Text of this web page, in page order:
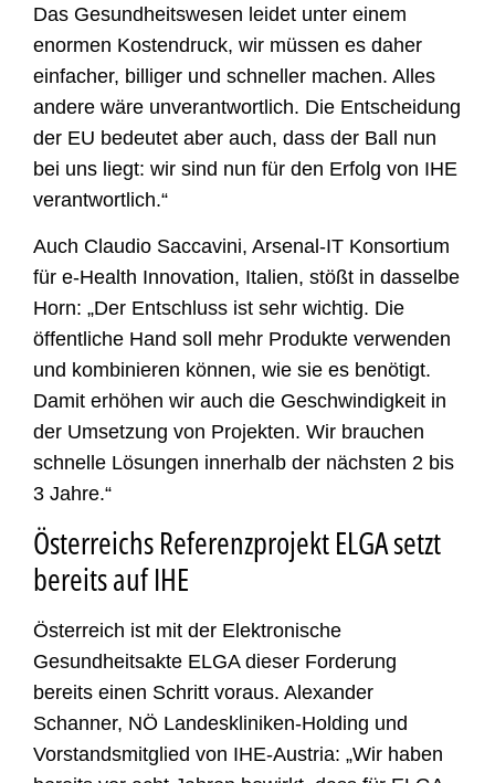
Das Gesundheitswesen leidet unter einem
enormen Kostendruck, wir müssen es daher
einfacher, billiger und schneller machen. Alles
andere wäre unverantwortlich. Die Entscheidung
der EU bedeutet aber auch, dass der Ball nun
bei uns liegt: wir sind nun für den Erfolg von IHE
verantwortlich.“
Auch Claudio Saccavini, Arsenal-IT Konsortium
für e-Health Innovation, Italien, stößt in dasselbe
Horn: „Der Entschluss ist sehr wichtig. Die
öffentliche Hand soll mehr Produkte verwenden
und kombinieren können, wie sie es benötigt.
Damit erhöhen wir auch die Geschwindigkeit in
der Umsetzung von Projekten. Wir brauchen
schnelle Lösungen innerhalb der nächsten 2 bis
3 Jahre.“
Österreichs Referenzprojekt ELGA setzt
bereits auf IHE
Österreich ist mit der Elektronische
Gesundheitsakte ELGA dieser Forderung
bereits einen Schritt voraus. Alexander
Schanner, NÖ Landeskliniken-Holding und
Vorstandsmitglied von IHE-Austria: „Wir haben